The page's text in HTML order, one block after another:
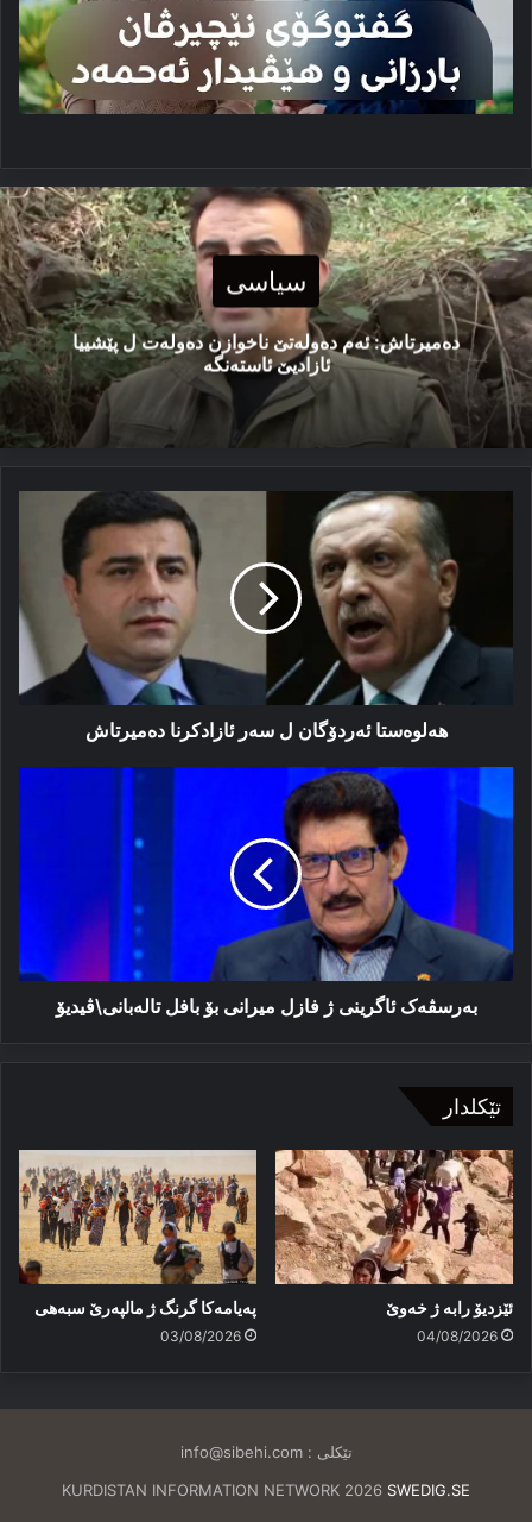
سیاسی
دەمیرتاش: ئەم دەولەتێ ناخوازن دەولەت ل پێشییا
ئازادیێ ئاستەنگە
هەلوەستا
ئەردۆگان
ئازادکرنا
دەمیرتاش
هەلوەستا ئەردۆگان ل سەر ئازادکرنا دەمیرتاش
بەرسڤەک
ئاگرینی
ژ
میرانی
بافل
تالەبانی\ڤیدیۆ
بەرسڤەک ئاگرینی ژ فازل میرانی بۆ بافل تالەبانی\ڤیدیۆ
تێکلدار
ئێزدیۆ رابە ژ خەوێ
04/08/2026
پەیامەكا گرنگ ژ مالپەرێ سبەهی
03/08/2026
تێکلی :info@sibehi.com
KURDISTAN INFORMATION NETWORK 2026 SWEDIG.SE